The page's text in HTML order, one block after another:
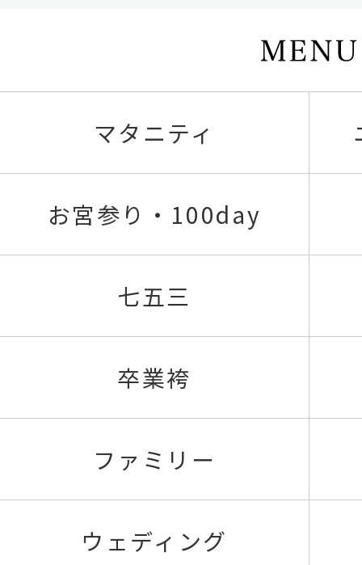
マタニティ
お宮参り・100day
七五三
卒業袴
ファミリー
ウェディング